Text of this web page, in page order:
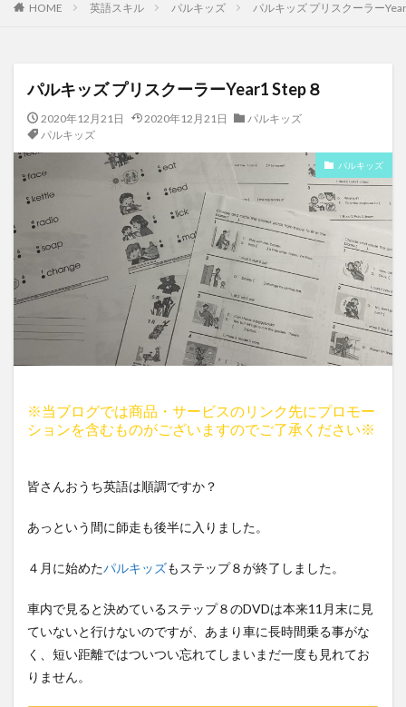
HOME 英語スキル パルキッズ パルキッズ プリスクーラー
パルキッズ プリスクーラーYear1 Step８
2020年12月21日 2020年12月21日
パルキッズ
パルキッズ
パルキッズ
※当ブログでは商品・サービスのリンク先にプロモー
ションを含むものがございますのでご了承ください※
皆さんおうち英語は順調ですか？
あっという間に師走も後半に入りました。
４月に始めたパルキッズもステップ８が終了しました。
車内で見ると決めているステップ８のDVDは本来11月末に見
ていないと行けないのですが、あまり車に長時間乗る事がな
く、短い距離ではついつい忘れてしまいまだ一度も見れてお
りません。